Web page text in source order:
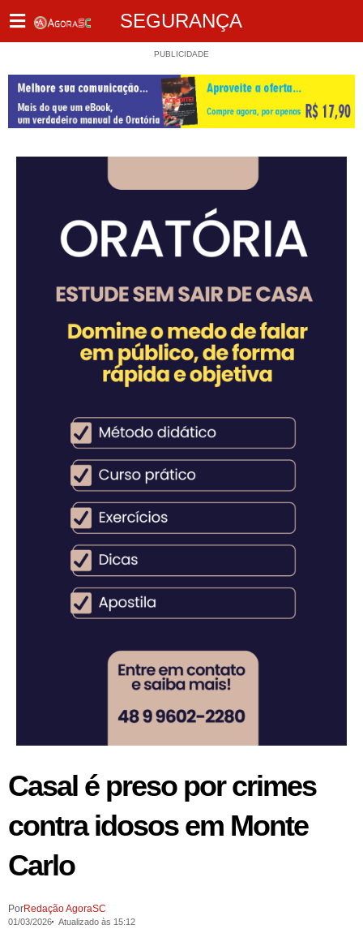
SEGURANÇA
PUBLICIDADE
Casal é preso por crimes
contra idosos em Monte
Carlo
PorRedação AgoraSC
01/03/2026 Atualizado às 15:12